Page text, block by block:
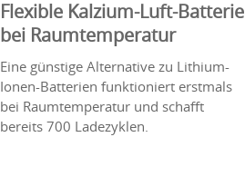
Flexible Kalzium-Luft-Batterie
bei Raumtemperatur
Eine günstige Alternative zu Lithium-
Ionen-Batterien funktioniert erstmals
bei Raumtemperatur und schafft
bereits 700 Ladezyklen.